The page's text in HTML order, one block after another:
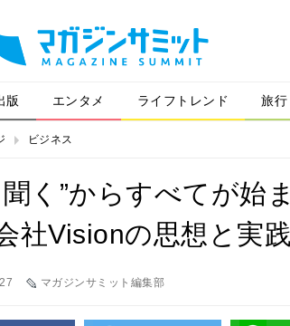
版 エンタメ ライフトレンド 旅行
ビジネス
聞く”からすべてが始
社Visionの思想と実践
マガジンサミット編集部